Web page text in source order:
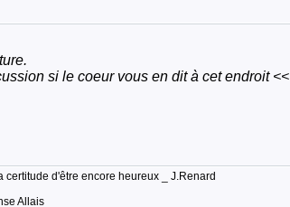
si le coeur vous en dit à cet endroit <<
d'être encore heureux _ J.Renard
Allais